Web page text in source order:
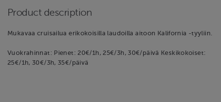
Product description
Mukavaa cruisailua erikokoisilla laudoilla aitoon Kalifornia -tyyliin.
Vuokrahinnat: Pienet: 20€/1h, 25€/3h, 30€/päivä Keskikokoiset:
25€/1h, 30€/3h, 35€/päivä